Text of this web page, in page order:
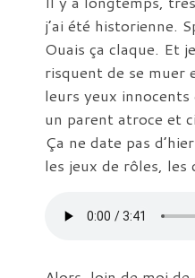
j’ai été historienne.
Ouais ça claque. Et
risquent de se muer
leurs yeux
un parent atroce et
Ça ne date pas
les jeux de rôles,